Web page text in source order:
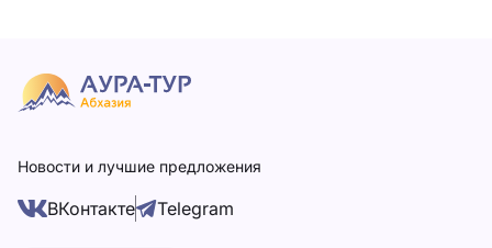
Новости и лучшие предложения
ВКонтакте Telegram